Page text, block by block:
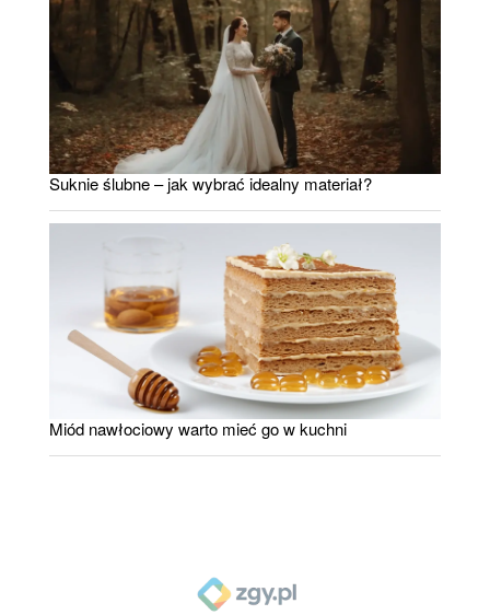
Suknie ślubne – jak wybrać idealny materiał?
Miód nawłociowy warto mieć go w kuchni